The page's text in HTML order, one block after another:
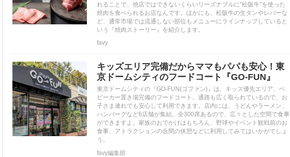
れることで、他店ではできないくらいリーズナブルに“松阪牛”を使った
焼肉を食べられるお店なんです。ほかにも、松阪牛の生タンやレバーな
ど、通常市場では流通しない部位もメニューにラインナップしていると
いう『焼肉ストーリー』を紹介します。
favy
キッズエリア完備だからママもパパも安心！東
京ドームシティのフードコート『GO-FUN』
東京ドームシティの『GO-FUN(ゴファン)』は、キッズ優先エリア、ベ
ビーカー置き場完備のフードコート。通路も広く取られているので、お
子さま連れでも安心して利用できます。店内には、うどんやラーメン、
ハンバーグなど6店舗が集結。全300席あるので、広々とした空間で食事
ができますよ。家族のおでかけはもちろん、野球やイベント観戦前のお
食事、アトラクションの合間の休憩などに利用してみてはいかがでしょ
う。
favy編集部